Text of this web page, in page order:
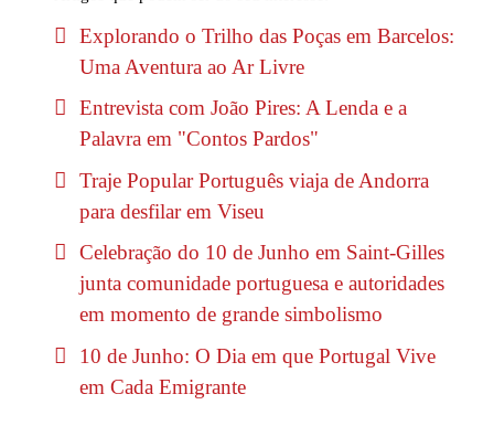
Explorando o Trilho das Poças em Barcelos:
Uma Aventura ao Ar Livre
Entrevista com João Pires: A Lenda e a
Palavra em "Contos Pardos"
Traje Popular Português viaja de Andorra
para desfilar em Viseu
Celebração do 10 de Junho em Saint-Gilles
junta comunidade portuguesa e autoridades
em momento de grande simbolismo
10 de Junho: O Dia em que Portugal Vive
em Cada Emigrante